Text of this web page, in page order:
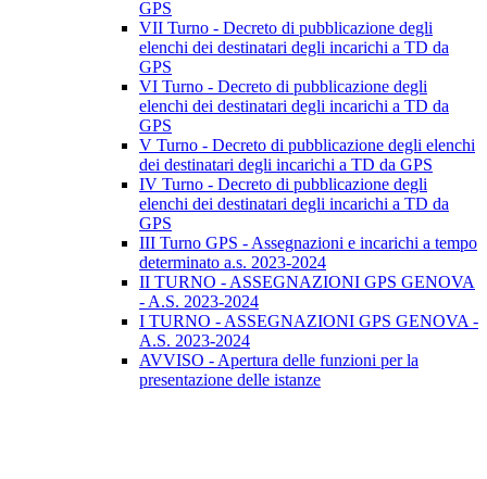
GPS
VII Turno - Decreto di pubblicazione degli
elenchi dei destinatari degli incarichi a TD da
GPS
VI Turno - Decreto di pubblicazione degli
elenchi dei destinatari degli incarichi a TD da
GPS
V Turno - Decreto di pubblicazione degli elenchi
dei destinatari degli incarichi a TD da GPS
IV Turno - Decreto di pubblicazione degli
elenchi dei destinatari degli incarichi a TD da
GPS
III Turno GPS - Assegnazioni e incarichi a tempo
determinato a.s. 2023-2024
II TURNO - ASSEGNAZIONI GPS GENOVA
- A.S. 2023-2024
I TURNO - ASSEGNAZIONI GPS GENOVA -
A.S. 2023-2024
AVVISO - Apertura delle funzioni per la
presentazione delle istanze